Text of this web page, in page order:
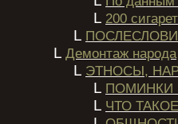
L 200 сигарет
L
L Демонтаж народа
L ЭТНОСЫ,
L ПОМИНКИ
L ЧТО